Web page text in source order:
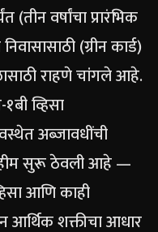
(तीन वर्षांचा प्रारंभिक
(ग्रीन कार्ड)
राहणे चांगले आहे.
व्हिसा
अब्जावधींची
सुरू ठेवली आहे —
आणि काही
आर्थिक शक्तीचा आधार